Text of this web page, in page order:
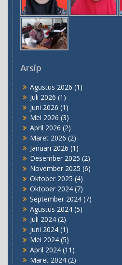
Arsip
Agustus 2026 (1)
Juli 2026 (1)
Juni 2026 (1)
Mei 2026 (3)
April 2026 (2)
Maret 2026 (2)
Januari 2026 (1)
Desember 2025 (2)
November 2025 (6)
Oktober 2025 (4)
Oktober 2024(7)
September 2024(7)
Agustus 2024(5)
Juli 2024(2)
Juni 2024(1)
Mei 2024(5)
April 2024(11)
Maret 2024(2)